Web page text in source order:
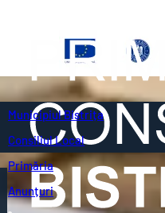
Municipiul Bistrița
Consiliul Local
Primăria
Anunțuri